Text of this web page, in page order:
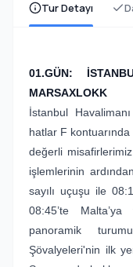
Tur Detayı
01.GÜN:
MARSAXLOKK
İstanbul
hatlar F
değerli
işlemlerinin
sayılı uçuşu ile
08:45’te
panoramik
Şövalyeleri'nin ilk